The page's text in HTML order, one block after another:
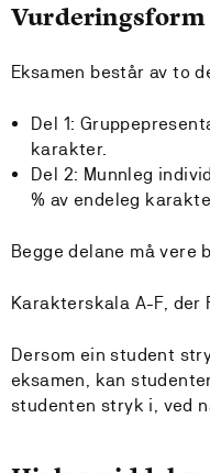
Vurderingsform
Eksamen består av to
Del 1:
karakter.
Del 2: Munnleg
% av endeleg
Begge delane må
Karakterskala A-F,
Dersom ein student
eksamen, kan
studenten stryk i, ved